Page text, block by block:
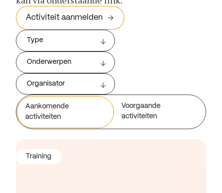
Activiteit aanmelden
Type
Onderwerpen
Organisator
Aankomende
activiteiten
Voorgaande
activiteiten
Training